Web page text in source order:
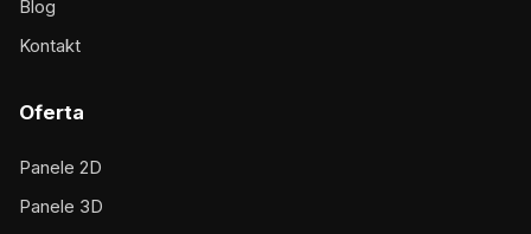
Blog
Kontakt
Oferta
Panele 2D
Panele 3D